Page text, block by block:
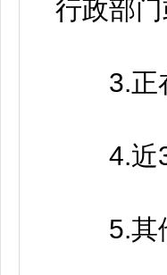
行政部
3.正在
4.近3
5.其他